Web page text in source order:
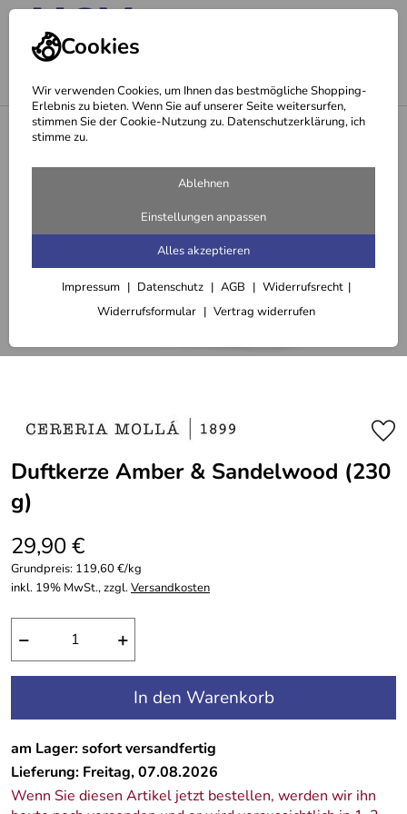
Cookies
Wir verwenden Cookies, um Ihnen das bestmögliche Shopping-
Erlebnis zu bieten. Wenn Sie auf unserer Seite weitersurfen,
stimmen Sie der Cookie-Nutzung zu. Datenschutzerklärung, ich
stimme zu.
Ablehnen
Einstellungen anpassen
Alles akzeptieren
Impressum Datenschutz AGB
Widerrufsrecht
Widerrufsformular
Vertrag widerrufen
Cereria Molla
Duftkerze Amber & Sandelwood (230
g)
29,90 €
Grundpreis: 119,60 €/kg
inkl. 19% MwSt., zzgl.Versandkosten
− +
In den Warenkorb
am Lager: sofort versandfertig
Lieferung: Freitag, 07.08.2026
Wenn Sie diesen Artikel jetzt bestellen, werden wir ihn